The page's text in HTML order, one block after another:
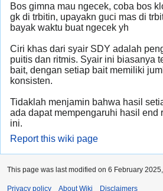
Bos gimna mau ngecek, coba bos
gk di trbitin, upayakn guci mas di
bayak waktu buat ngecek yh
Ciri khas dari syair SDY adalah
puitis dan ritmis. Syair ini biasanya
bait, dengan setiap bait memiliki
konsisten.
Tidaklah menjamin bahwa hasil
ada dapat mempengaruhi hasil end
ini.
Report this wiki page
This page was last modified on 6 February
Privacy policy About Wiki Disclaimers